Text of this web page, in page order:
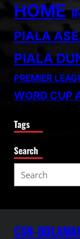
HOME
PIALA
PIALA
PREMIER
WORD CUP
Tags
Search
e
c
CSN-